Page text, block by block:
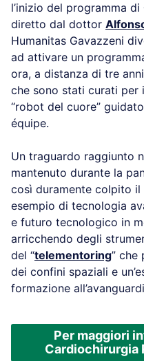
l’inizio del programma di
diretto dal dottor
Humanitas Gavazzeni
ad attivare un
ora, a distanza di tre
che sono stati curati per
“robot del cuore”
équipe.
Un traguardo raggiunto
mantenuto durante la
così duramente colpito
esempio di tecnologia
e futuro tecnologico in
arricchendo degli
del “telementoring” che
dei confini spaziali e
formazione
Per maggiori
Cardiochirurgia